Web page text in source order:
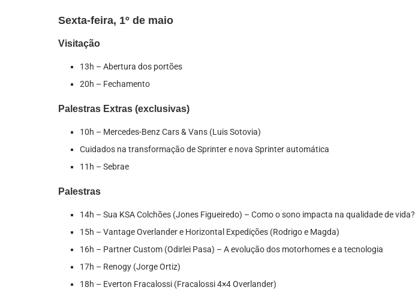
Sexta-feira, 1º de maio
Visitação
13h – Abertura dos portões
20h – Fechamento
Palestras Extras (exclusivas)
10h – Mercedes-Benz Cars & Vans (Luis Sotovia)
Cuidados na transformação de Sprinter e nova Sprinter automática
11h – Sebrae
Palestras
14h – Sua KSA Colchões (Jones Figueiredo) – Como o sono impacta na qualidade de vida?
15h – Vantage Overlander e Horizontal Expedições (Rodrigo e Magda)
16h – Partner Custom (Odirlei Pasa) – A evolução dos motorhomes e a tecnologia
17h – Renogy (Jorge Ortiz)
18h – Everton Fracalossi (Fracalossi 4×4 Overlander)